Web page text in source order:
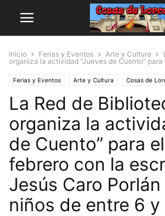
Inicio Ferias y Eventos Arte y Cultura
organiza la actividad “Jueves de Cuento” para
Ferias y Eventos Arte y Cultura Cosas de
Personas y Asociaciones
La Red de
organiza la
de Cuento” para
febrero con la
Jesús Caro
niños de entre 6